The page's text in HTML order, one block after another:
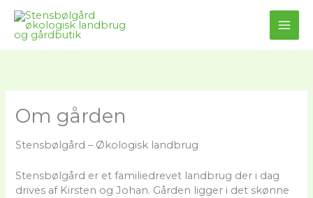
indholdet
Om gården
Stensbølgård – Økologisk landbrug
Stensbølgård er et familiedrevet landbrug der i dag
drives af Kirsten og Johan. Gården ligger i det skønne